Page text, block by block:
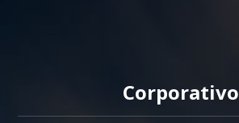
Corporativo